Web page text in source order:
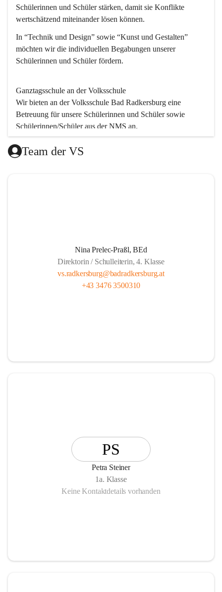
Schülerinnen und Schüler stärken, damit sie Konflikte
wertschätzend miteinander lösen können.
In “Technik und Design” sowie “Kunst und Gestalten”
möchten wir die individuellen Begabungen unserer
Schülerinnen und Schüler fördern.
Ganztagsschule an der Volksschule
Wir bieten an der Volksschule Bad Radkersburg eine
Betreuung für unsere Schülerinnen und Schüler sowie
Schülerinnen/Schüler aus der NMS an.
Der Betreuungsteil startet um 11.45 und endet um 17.30.
freitags von 13.00 bis 13.50 statt.
Es besteht für gemeldete Kinder Anwesenheitspflicht bis
16.00. Seit 1. September 2017 gibt es aber die gesetzliche
Klausel, dass auf Verlangen der Eltern die SchülerInnen
Team der VS
Nina Prelec-Praßl, BEd
Direktorin / Schulleiterin, 4. Klasse
vs.radkersburg@badradkersburg.at
+43 3476 3500310
PS
Petra Steiner
1a. Klasse
Keine Kontaktdetails vorhanden